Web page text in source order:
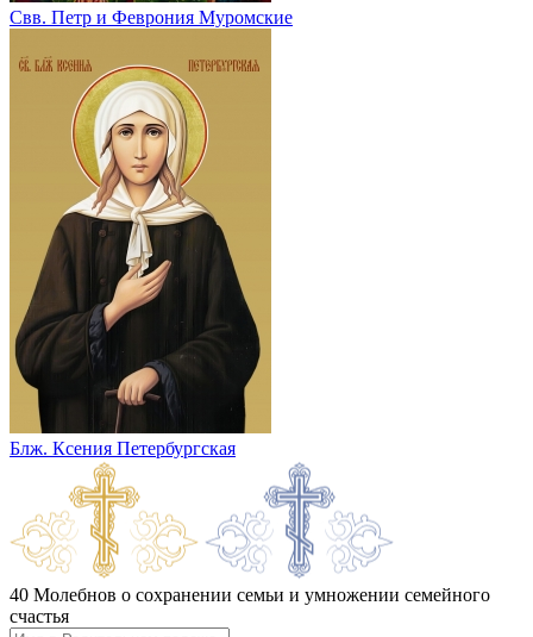
Свв. Петр и Феврония Муромские
Блж. Ксения Петербургская
40 Молебнов о сохранении семьи и умножении семейного
счастья